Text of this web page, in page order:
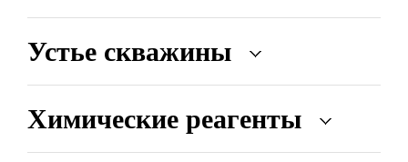
Устье скважины
Химические реагенты